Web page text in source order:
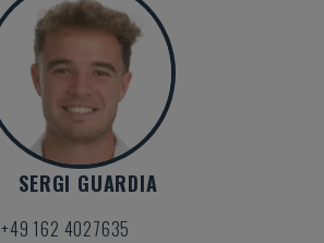
SERGI GUARDIA
+49 162 4027635